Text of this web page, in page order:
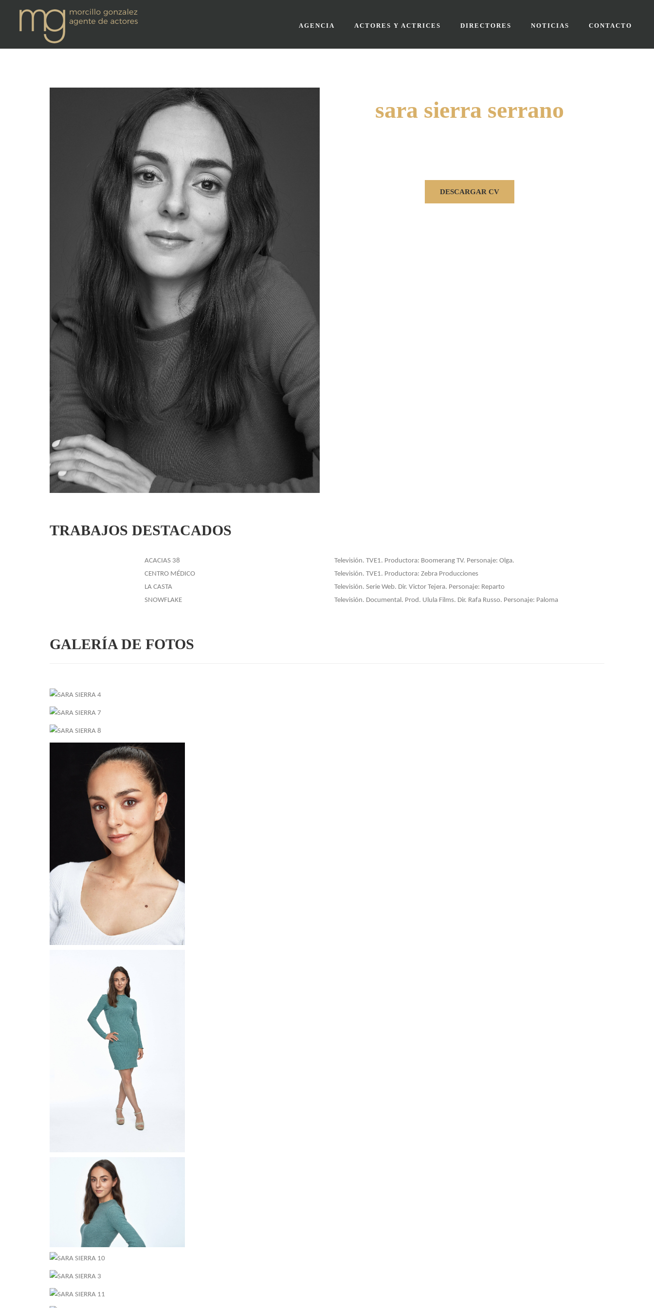
AGENCIA ACTORES Y ACTRICES DIRECTORES NOTICIAS CONTACTO
sara sierra serrano
DESCARGAR CV
TRABAJOS DESTACADOS
ACACIAS 38
Televisión. TVE1. Productora: Boomerang TV. Personaje: Olga.
CENTRO MÉDICO
Televisión. TVE1. Productora: Zebra Producciones
LA CASTA
Televisión. Serie Web. Dir. Victor Tejera. Personaje: Reparto
SNOWFLAKE
Televisión. Documental. Prod. Ulula Films. Dir. Rafa Russo. Personaje: Paloma
GALERÍA DE FOTOS